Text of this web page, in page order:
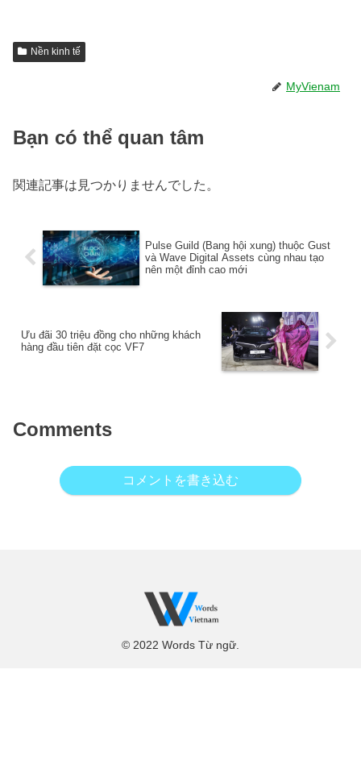
Nền kinh tế
MyVienam
Bạn có thể quan tâm
関連記事は見つかりませんでした。
Pulse Guild (Bang hội xung) thuộc Gust
và Wave Digital Assets cùng nhau tạo
nên một đỉnh cao mới
Ưu đãi 30 triệu đồng cho những khách
hàng đầu tiên đặt cọc VF7
Comments
コメントを書き込む
© 2022 Words Từ ngữ.